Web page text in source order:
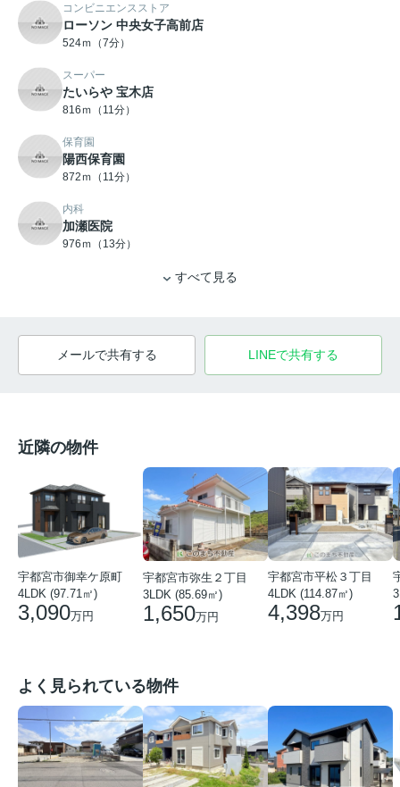
コンビニエンスストア
ローソン 中央女子高前店
524ｍ（7分）
スーパー
たいらや 宝木店
816ｍ（11分）
保育園
陽西保育園
872ｍ（11分）
内科
加瀬医院
976ｍ（13分）
すべて見る
メールで共有する LINEで共有する
近隣の物件
宇都宮市御幸ケ原町
4LDK (97.71㎡)
3,090万円
宇都宮市弥生２丁目
3LDK (85.69㎡)
1,650万円
宇都宮市平松３丁目
4LDK (114.87㎡)
4,398万円
よく見られている物件